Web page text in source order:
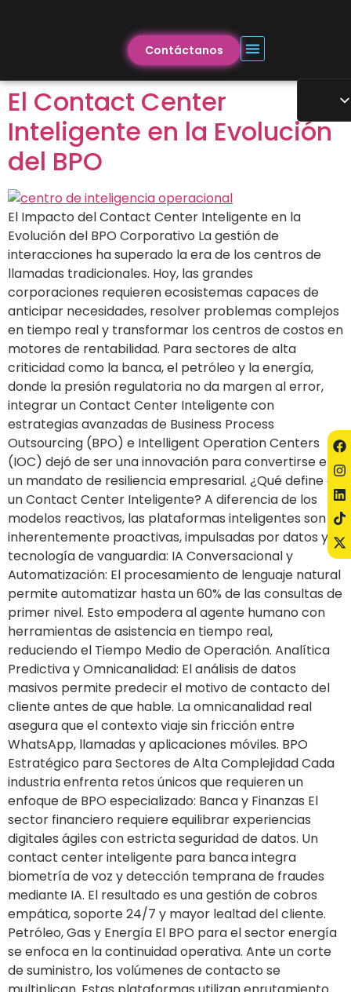
Contáctanos
El Contact Center
Inteligente en la Evolución
del BPO
El Impacto del Contact Center Inteligente en la
Evolución del BPO Corporativo La gestión de
interacciones ha superado la era de los centros de
llamadas tradicionales. Hoy, las grandes
corporaciones requieren ecosistemas capaces de
anticipar necesidades, resolver problemas complejos
en tiempo real y transformar los centros de costos en
motores de rentabilidad. Para sectores de alta
criticidad como la banca, el petróleo y la energía,
donde la presión regulatoria no da margen al error,
integrar un Contact Center Inteligente con
estrategias avanzadas de Business Process
Outsourcing (BPO) e Intelligent Operation Centers
(IOC) dejó de ser una innovación para convertirse en
un mandato de resiliencia empresarial. ¿Qué define a
un Contact Center Inteligente? A diferencia de los
modelos reactivos, las plataformas inteligentes son
inherentemente proactivas, impulsadas por datos y
tecnología de vanguardia: IA Conversacional y
Automatización: El procesamiento de lenguaje natural
permite automatizar hasta un 60% de las consultas de
primer nivel. Esto empodera al agente humano con
herramientas de asistencia en tiempo real,
reduciendo el Tiempo Medio de Operación. Analítica
Predictiva y Omnicanalidad: El análisis de datos
masivos permite predecir el motivo de contacto del
cliente antes de que hable. La omnicanalidad real
asegura que el contexto viaje sin fricción entre
WhatsApp, llamadas y aplicaciones móviles. BPO
Estratégico para Sectores de Alta Complejidad Cada
industria enfrenta retos únicos que requieren un
enfoque de BPO especializado: Banca y Finanzas El
sector financiero requiere equilibrar experiencias
digitales ágiles con estricta seguridad de datos. Un
contact center inteligente para banca integra
biometría de voz y detección temprana de fraudes
mediante IA. El resultado es una gestión de cobros
empática, soporte 24/7 y mayor lealtad del cliente.
Petróleo, Gas y Energía El BPO para el sector energía
se enfoca en la continuidad operativa. Ante un corte
de suministro, los volúmenes de contacto se